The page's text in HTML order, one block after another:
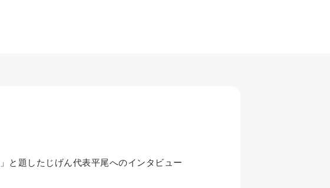
」と題したじげん代表平尾へのインタビュー